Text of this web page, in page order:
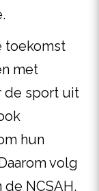
toekomst
met
de sport uit
hun
volg
NCSAH.